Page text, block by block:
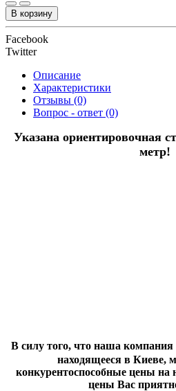
В корзину
Facebook
Twitter
Описание
Характеристики
Отзывы (0)
Вопрос - ответ (0)
Указана ориентировочная
метр!
В силу того, что наша компания
находящееся в Киеве,
конкурентоспособные цены
цены Вас